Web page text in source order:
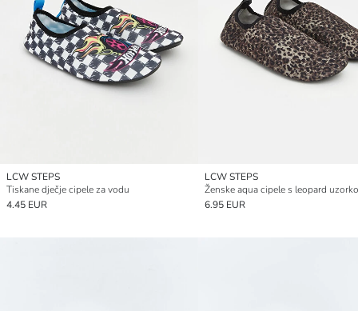
LCW STEPS
Tiskane dječje cipele za vodu
4.45 EUR
LCW STEPS
Ženske aqua cipele s leopard
6.95 EUR